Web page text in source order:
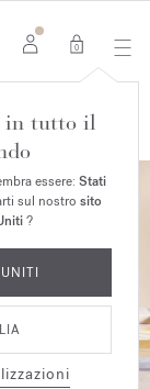
0
in tutto il
essere: Stati
sul nostro sito
?